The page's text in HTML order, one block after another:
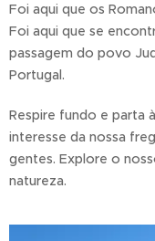
Foi aqui que os
Foi aqui que se
passagem do povo
Portugal.
Respire fundo e parta
interesse da nossa
gentes. Explore o
natureza.